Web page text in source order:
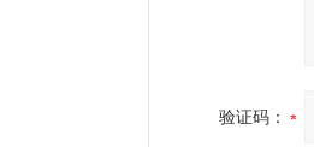
验证码：